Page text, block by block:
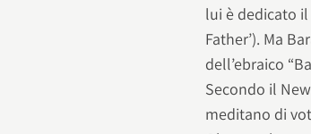
lui è dedicato
Father’). Ma
dell’ebraico
Secondo il
meditano di